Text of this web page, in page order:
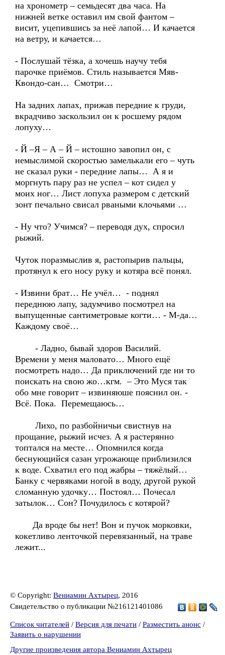
на хронометр – семьдесят два часа. На
нижней ветке оставил им свой фантом –
висит, уцепившись за неё лапой… И качается
на ветру, и качается…
- Послушай тёзка, а хочешь научу тебя
парочке приёмов. Стиль называется Мяв-
Квондо-сан… Смотри…
На задних лапах, прижав передние к груди,
вкрадчиво заскользил он к росшему рядом
лопуху…
- Й –Я – А – Й – истошно завопил он, с
немыслимой скоростью замелькали его – чуть
не сказал руки - передние лапы… А я и
моргнуть пару раз не успел – кот сидел у
моих ног… Лист лопуха размером с детский
зонт печально свисал рваными клочьями …
- Ну что? Учимся? – переводя дух, спросил
рыжий.
Чуток поразмыслив я, растопырив пальцы,
протянул к его носу руку и котяра всё понял.
- Извини брат… Не учёл… - поднял
переднюю лапу, задумчиво посмотрел на
выпущенные сантиметровые когти… - М-да…
Каждому своё…
- Ладно, бывай здоров Василий.
Времени у меня маловато… Много ещё
посмотреть надо… Да приключений где ни то
поискать на свою жо…кгм. – Это Муся так
обо мне говорит – извиняюше пояснил он. -
Всё. Пока. Перемещаюсь…
Лихо, по разбойничьи свистнув на
прощание, рыжий исчез. А я растерянно
топтался на месте… Опомнился когда
беснующийся сазан угрожающе приблизился
к воде. Схватил его под жабры – тяжёлый…
Банку с червяками ногой в воду, другой рукой
сломанную удочку… Постоял… Почесал
затылок… Сон? Почудилось с котярой?
Да вроде бы нет! Вон и пучок морковки,
кокетливо ленточкой перевязанный, на траве
лежит...
© Copyright: Вениамин Ахтырец, 2016
Свидетельство о публикации №216121401086
Список читателей / Версия для печати / Разместить анонс /
Заявить о нарушении
Другие произведения автора Вениамин Ахтырец